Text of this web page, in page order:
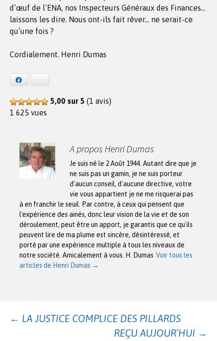
d’œuf de l’ENA, nos Inspecteurs Généraux des Finances…
laissons les dire. Nous ont-ils fait rêver… ne serait-ce
qu’une fois ?
Cordialement. Henri Dumas
5,00 sur 5 (1 avis)
1 625 vues
A propos Henri Dumas
Je suis né le 2 Août 1944. Autant dire que je
ne suis pas un gamin, je ne suis porteur
d'aucun conseil, d'aucune directive, votre
vie vous appartient je ne me risquerai pas
à en franchir le seuil. Par contre, à ceux qui pensent que
l'expérience des ainés, donc leur vision de la vie et de son
déroulement, peut être un apport, je garantis que ce qu'ils
peuvent lire de ma plume est sincère, désintéressé, et
porté par une expérience multiple à tous les niveaux de
notre société. Amicalement à vous. H. Dumas Voir tous les
articles de Henri Dumas →
Navigation
← LA JUSTICE COMPLICE DES PILLARDS
REÇU AUJOUR’HUI →